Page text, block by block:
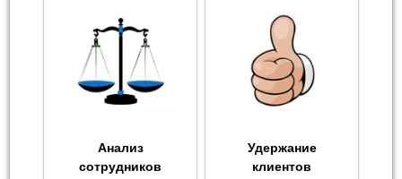
Анализ
сотрудников
Удержание
клиентов